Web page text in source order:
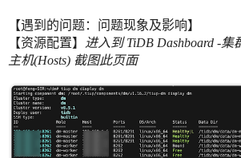
【遇到的问题：问题现象及影响】
【资源配置】
进入到 TiDB Dashboard -集
主机(Hosts) 截图此页面